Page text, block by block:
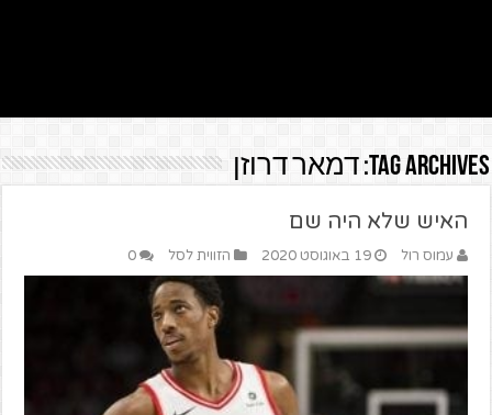
Tag Archives: דמאר דרוזן
האיש שלא היה שם
עמוס רול 19 באוגוסט 2020 הזווית לסל 0